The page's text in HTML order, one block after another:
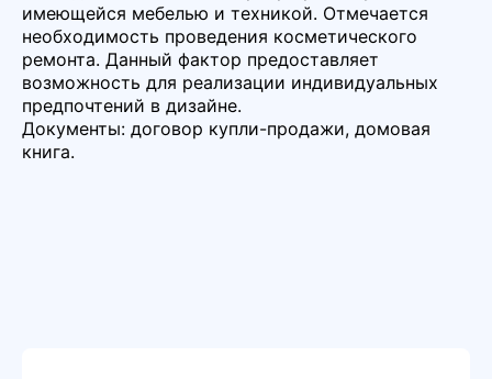
имеющейся мебелью и техникой. Отмечается
необходимость проведения косметического
ремонта. Данный фактор предоставляет
возможность для реализации индивидуальных
предпочтений в дизайне.
Документы: договор купли-продажи, домовая
книга.